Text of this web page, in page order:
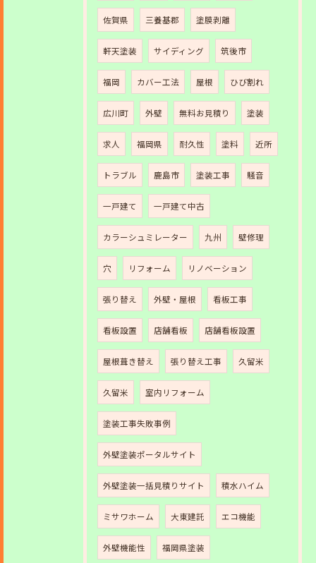
佐賀県 三養基郡 塗膜剥離
軒天塗装 サイディング 筑後市
福岡 カバー工法 屋根 ひび割れ
広川町 外壁 無料お見積り 塗装
求人 福岡県 耐久性 塗料 近所
トラブル 鹿島市 塗装工事 騒音
一戸建て 一戸建て中古
カラーシュミレーター 九州 壁修理
穴 リフォーム リノベーション
張り替え 外壁・屋根 看板工事
看板設置 店舗看板 店舗看板設置
屋根葺き替え 張り替え工事 久留米
久留米 室内リフォーム
塗装工事失敗事例
外壁塗装ポータルサイト
外壁塗装一括見積りサイト 積水ハイム
ミサワホーム 大東建託 エコ機能
外壁機能性 福岡県塗装